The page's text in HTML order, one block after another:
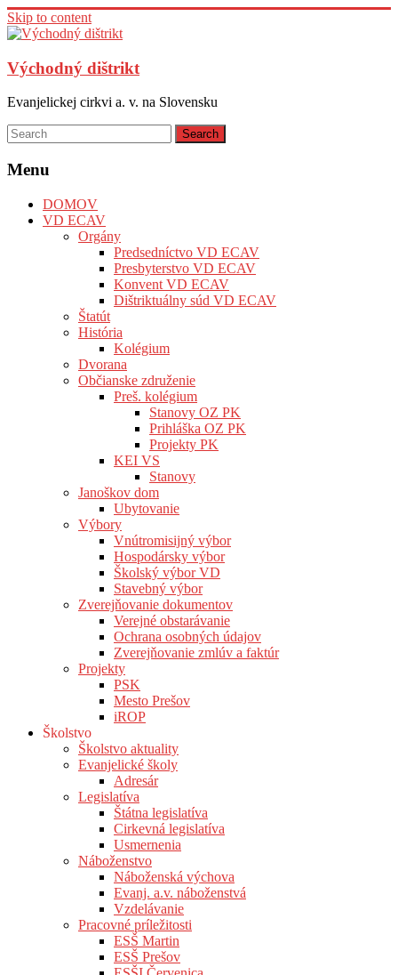
Skip to content
Východný dištrikt
Evanjelickej cirkvi a. v. na Slovensku
Menu
DOMOV
VD ECAV
Orgány
Predsedníctvo VD ECAV
Presbyterstvo VD ECAV
Konvent VD ECAV
Dištriktuálny súd VD ECAV
Štatút
História
Kolégium
Dvorana
Občianske združenie
Preš. kolégium
Stanovy OZ PK
Prihláška OZ PK
Projekty PK
KEI VS
Stanovy
Janoškov dom
Ubytovanie
Výbory
Vnútromisijný výbor
Hospodársky výbor
Školský výbor VD
Stavebný výbor
Zverejňovanie dokumentov
Verejné obstarávanie
Ochrana osobných údajov
Zverejňovanie zmlúv a faktúr
Projekty
PSK
Mesto Prešov
iROP
Školstvo
Školstvo aktuality
Evanjelické školy
Adresár
Legislatíva
Štátna legislatíva
Cirkevná legislatíva
Usmernenia
Náboženstvo
Náboženská výchova
Evanj. a.v. náboženstvá
Vzdelávanie
Pracovné príležitosti
ESŠ Martin
ESŠ Prešov